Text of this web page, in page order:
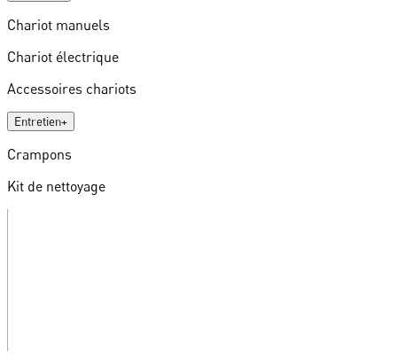
Chariot manuels
Chariot électrique
Accessoires chariots
Entretien+
Crampons
Kit de nettoyage